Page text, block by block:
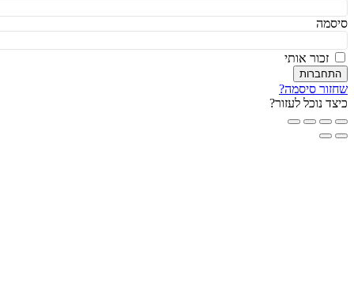
זכור אותי
סיסמה?
נוכל לעזור?